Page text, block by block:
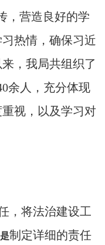
，营造良好的学
热情，确保习近
，我局共组织了
余人，充分体现
视，以及学习对
，将法治建设工
制定详细的责任